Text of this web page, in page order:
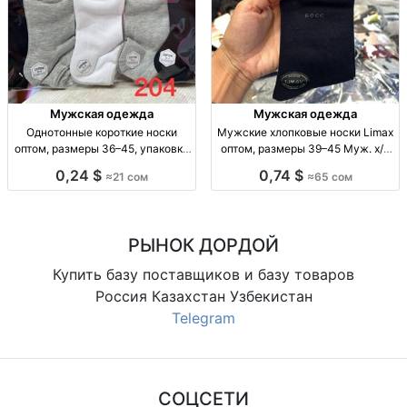
Мужская одежда
Однотонные короткие носки
оптом, размеры 36–45, упаковка
носки оптом, р-р 36–41 и 41–45,
0,24 $ ≈21 сом
Мужская одежда
Мужские хлопковые носки Limax
оптом, размеры 39–45 Муж. х/б
пар, 65 сом.
0,74 $ ≈65 сом
РЫНОК ДОРДОЙ
Купить базу поставщиков и базу товаров
Россия Казахстан Узбекистан
Telegram
СОЦСЕТИ